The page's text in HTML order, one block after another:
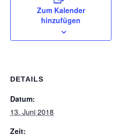
Zum Kalender
hinzufügen
DETAILS
Datum:
13. Juni 2018
Zeit: